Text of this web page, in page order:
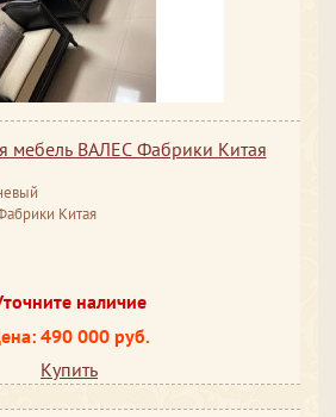
мебель ВАЛЕС Фабрики Китая
Китая
наличие
490 000 руб.
Купить